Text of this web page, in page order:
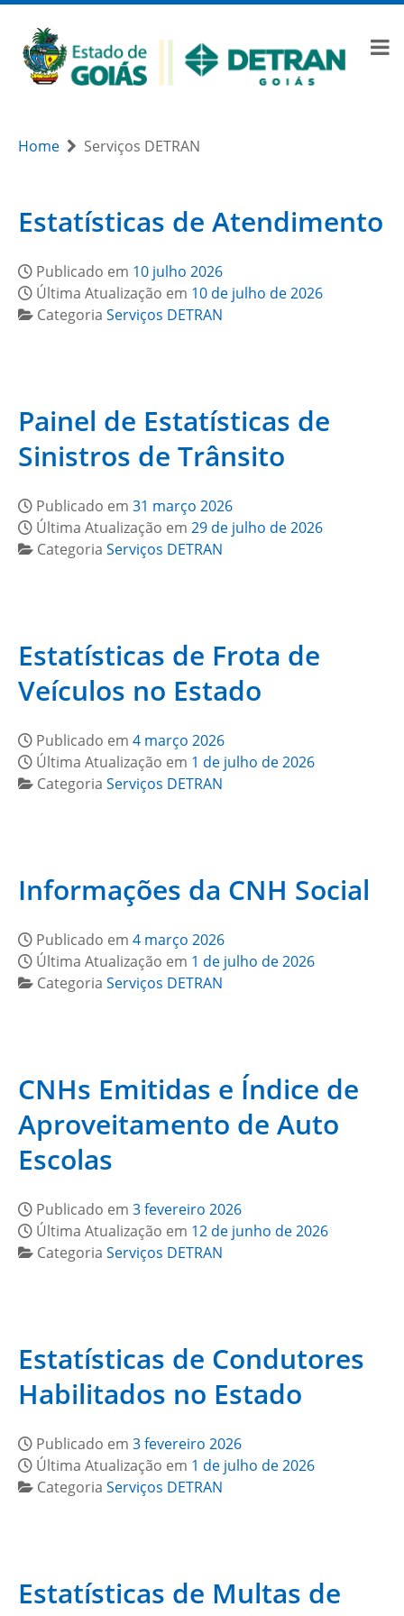
Home Serviços DETRAN
Estatísticas de Atendimento
Publicado em 10 julho 2026
Última Atualização em 10 de julho de 2026
Categoria Serviços DETRAN
Painel de Estatísticas de
Sinistros de Trânsito
Publicado em 31 março 2026
Última Atualização em 29 de julho de 2026
Categoria Serviços DETRAN
Estatísticas de Frota de
Veículos no Estado
Publicado em 4 março 2026
Última Atualização em 1 de julho de 2026
Categoria Serviços DETRAN
Informações da CNH Social
Publicado em 4 março 2026
Última Atualização em 1 de julho de 2026
Categoria Serviços DETRAN
CNHs Emitidas e Índice de
Aproveitamento de Auto
Escolas
Publicado em 3 fevereiro 2026
Última Atualização em 12 de junho de 2026
Categoria Serviços DETRAN
Estatísticas de Condutores
Habilitados no Estado
Publicado em 3 fevereiro 2026
Última Atualização em 1 de julho de 2026
Categoria Serviços DETRAN
Estatísticas de Multas de